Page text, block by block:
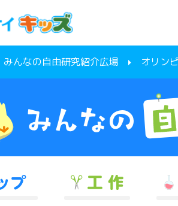
みんなの自由研究紹介広場 オリン